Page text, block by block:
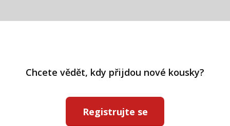
Chcete vědět, kdy přijdou nové kousky?
Registrujte se